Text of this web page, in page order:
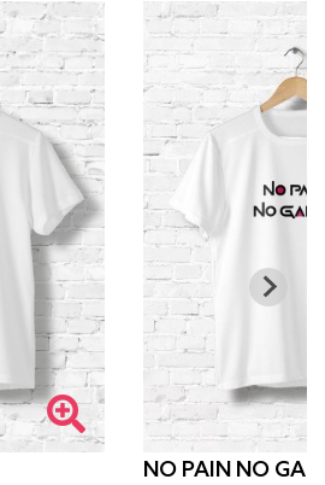
NO PAIN NO